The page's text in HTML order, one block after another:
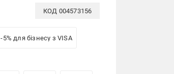
КОД 004573156
-5% для бізнесу з VISA